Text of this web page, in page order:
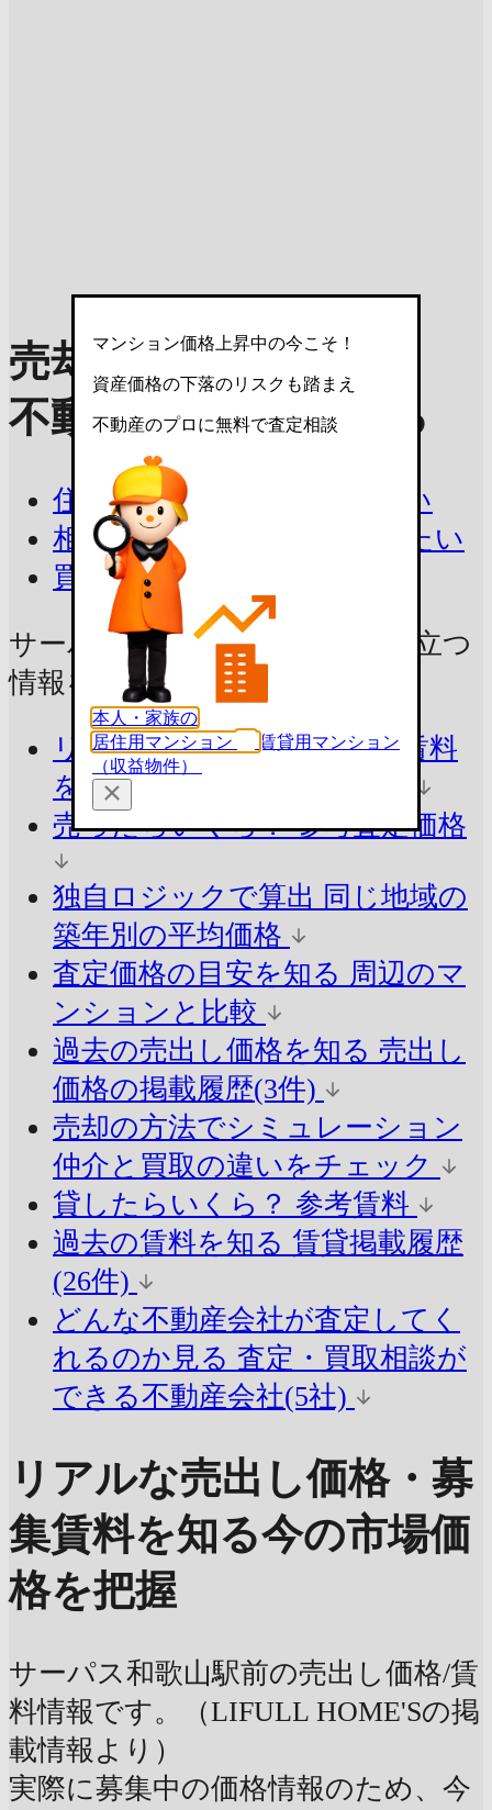
売却理由を選んで
不動産査定を依頼する
住み替えで今の家を売りたい
相続したマンションを売りたい
買取を相談したい
サーパス和歌山駅前の売却に
役立つ
情報をチェック！
リアルな売出し価格・募集賃料
を知る
売ったらいくら？参考査定価格
独自ロジックで算出 同じ地域の
築年別の平均価格
査定価格の目安を知る 周辺のマ
ンションと比較
過去の売出し価格を知る 売出し
価格の掲載履歴(3件)
売却の方法でシミュレーション
仲介と買取の違いをチェック
貸したらいくら？ 参考賃料
過去の賃料を知る 賃貸掲載履歴
(26件)
どんな不動産会社が査定してく
れるのか見る 査定・買取相談が
できる不動産会社(5社)
リアルな売出し価格・募
集賃料を知る今の市場価
格を把握
サーパス和歌山駅前の売出し価格/賃
料情報です。（LIFULL HOME'Sの掲
載情報より）
実際に募集中の価格情報のため、今
マンション価格上昇中の今こそ！
資産価格の下落のリスクも踏まえ
不動産のプロに無料で査定相談
本人・家族の
居住用マンション
賃貸用マンション
（収益物件）